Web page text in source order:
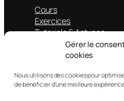
Gérer le
cookies
Nous utilisons des cookies pour
de bénéficier d'une meilleure
Cours
Exercices
Tutoriels & Astuces
Contacts